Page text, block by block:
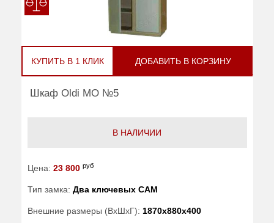
КУПИТЬ В 1 КЛИК ДОБАВИТЬ В КОРЗИНУ
Шкаф Oldi МО №5
В НАЛИЧИИ
Цена: 23 800 руб
Тип замка: Два ключевых САМ
Внешние размеры (ВхШхГ): 1870x880x400